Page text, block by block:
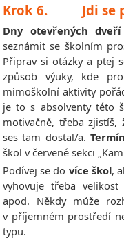
Krok 6. Jdi se
Dny otevřených dveří
seznámit se školním
Připrav si otázky a ptej
způsob výuky, kde
mimoškolní aktivity
je to s absolventy této
motivačně, třeba
ses tam dostal/a.
škol v červené sekci
Podívej se do více škol,
vyhovuje třeba
apod. Někdy může
v příjemném prostředí
typu.